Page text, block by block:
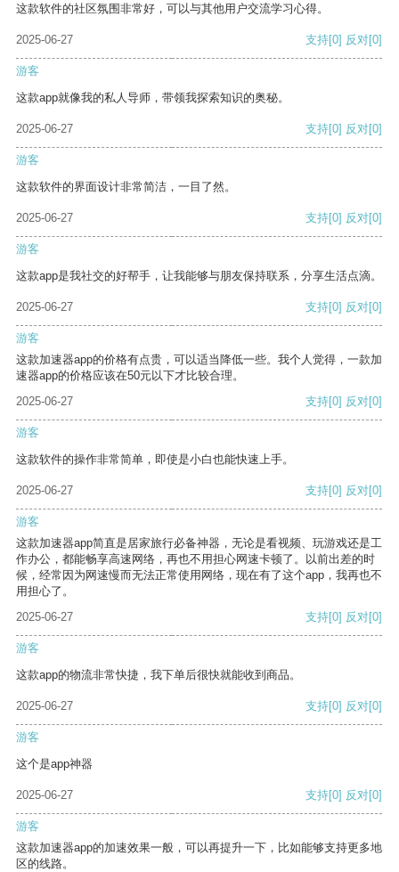
这款软件的社区氛围非常好，可以与其他用户交流学习心得。
2025-06-27 支持[0] 反对[0]
游客
这款app就像我的私人导师，带领我探索知识的奥秘。
2025-06-27 支持[0] 反对[0]
游客
这款软件的界面设计非常简洁，一目了然。
2025-06-27 支持[0] 反对[0]
游客
这款app是我社交的好帮手，让我能够与朋友保持联系，分享生活点滴。
2025-06-27 支持[0] 反对[0]
游客
这款加速器app的价格有点贵，可以适当降低一些。我个人觉得，一款加
速器app的价格应该在50元以下才比较合理。
2025-06-27
支持[0] 反对[0]
游客
这款软件的操作非常简单，即使是小白也能快速上手。
2025-06-27 支持[0] 反对[0]
游客
这款加速器app简直是居家旅行必备神器，无论是看视频、玩游戏还是工
作办公，都能畅享高速网络，再也不用担心网速卡顿了。以前出差的时
候，经常因为网速慢而无法正常使用网络，现在有了这个app，我再也不
用担心了。
2025-06-27
支持[0] 反对[0]
游客
这款app的物流非常快捷，我下单后很快就能收到商品。
2025-06-27 支持[0] 反对[0]
游客
这个是app神器
2025-06-27 支持[0] 反对[0]
游客
这款加速器app的加速效果一般，可以再提升一下，比如能够支持更多地
区的线路。